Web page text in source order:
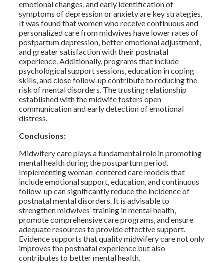
emotional changes, and early identification of
symptoms of depression or anxiety are key strategies.
It was found that women who receive continuous and
personalized care from midwives have lower rates of
postpartum depression, better emotional adjustment,
and greater satisfaction with their postnatal
experience. Additionally, programs that include
psychological support sessions, education in coping
skills, and close follow-up contribute to reducing the
risk of mental disorders. The trusting relationship
established with the midwife fosters open
communication and early detection of emotional
distress.
Conclusions:
Midwifery care plays a fundamental role in promoting
mental health during the postpartum period.
Implementing woman-centered care models that
include emotional support, education, and continuous
follow-up can significantly reduce the incidence of
postnatal mental disorders. It is advisable to
strengthen midwives’ training in mental health,
promote comprehensive care programs, and ensure
adequate resources to provide effective support.
Evidence supports that quality midwifery care not only
improves the postnatal experience but also
contributes to better mental health.